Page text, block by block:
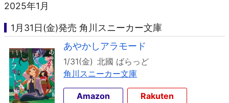
2025年1月
1月31日(金)発売 角川スニーカー文庫
あやかしアラモード
1/31(金) 北國 ばらっど
角川スニーカー文庫
Amazon
Rakuten